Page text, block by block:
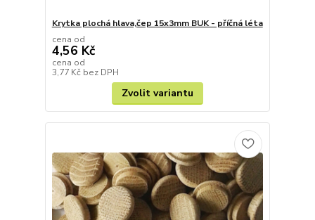
Krytka plochá hlava,čep 15x3mm BUK - příčná léta
cena od
4,56 Kč
cena od
3,77 Kč bez DPH
Zvolit variantu